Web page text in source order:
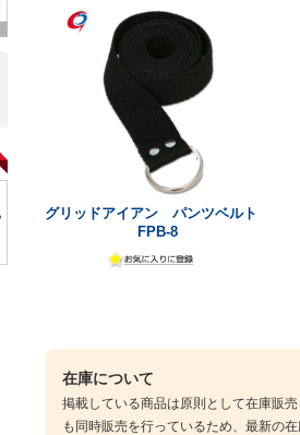
グリッドアイアン パンツベルト
FPB-8
在庫について
掲載している商品は原則として在庫販
も同時販売を行っているため、最新の